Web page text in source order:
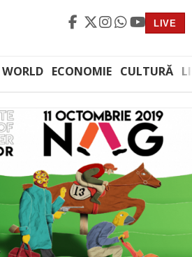
LIVE
WORLD ECONOMIE CULTURĂ